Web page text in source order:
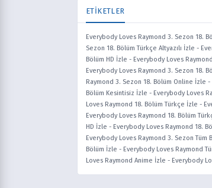
ETİKETLER
Everybody Loves Raymond 3. Sezon 18.
Sezon 18. Bölüm Türkçe Altyazılı İzle -
Bölüm HD İzle - Everybody Loves
Everybody Loves Raymond 3. Sezon 18.
Raymond 3. Sezon 18. Bölüm Online İzle -
Bölüm Kesintisiz İzle - Everybody Loves
Loves Raymond 18. Bölüm Türkçe İzle -
Everybody Loves Raymond 18. Bölüm
HD İzle - Everybody Loves Raymond 18.
Everybody Loves Raymond 3. Sezon Tüm
Bölüm İzle - Everybody Loves Raymond
Loves Raymond Anime İzle - Everybody